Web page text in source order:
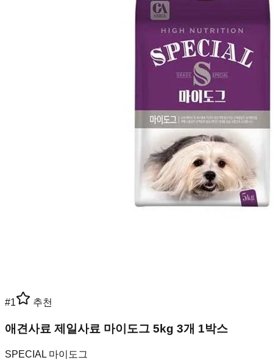
#1 추천
애견사료 제일사료 마이도그 5kg 3개 1박스
SPECIAL 마이도그